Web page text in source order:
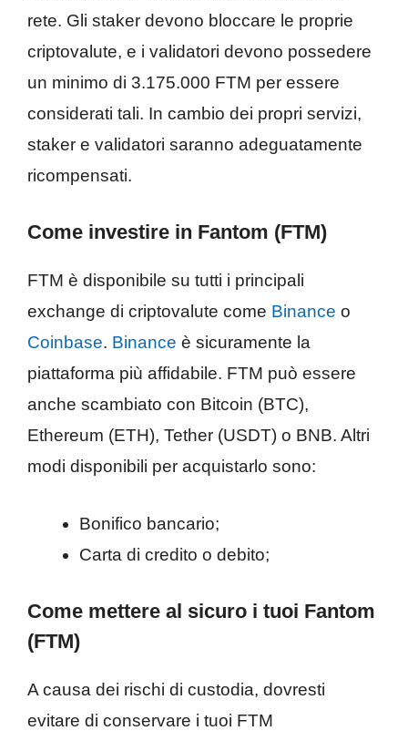
rete. Gli staker devono bloccare le proprie
criptovalute, e i validatori devono possedere
un minimo di 3.175.000 FTM per essere
considerati tali. In cambio dei propri servizi,
staker e validatori saranno adeguatamente
ricompensati.
Come investire in Fantom (FTM)
FTM è disponibile su tutti i principali
exchange di criptovalute come Binance o
Coinbase. Binance è sicuramente la
piattaforma più affidabile. FTM può essere
anche scambiato con Bitcoin (BTC),
Ethereum (ETH), Tether (USDT) o BNB. Altri
modi disponibili per acquistarlo sono:
Bonifico bancario;
Carta di credito o debito;
Come mettere al sicuro i tuoi Fantom
(FTM)
A causa dei rischi di custodia, dovresti
evitare di conservare i tuoi FTM